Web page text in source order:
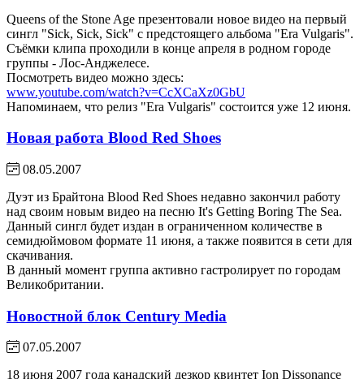
Queens of the Stone Age презентовали новое видео на первый
сингл "Sick, Sick, Sick" с предстоящего альбома "Era Vulgaris".
Съёмки клипа проходили в конце апреля в родном городе
группы - Лос-Анджелесе.
Посмотреть видео можно здесь:
www.youtube.com/watch?v=CcXCaXz0GbU
Напоминаем, что релиз "Era Vulgaris" состоится уже 12 июня.
Новая работа Blood Red Shoes
08.05.2007
Дуэт из Брайтона Blood Red Shoes недавно закончил работу
над своим новым видео на песню It's Getting Boring The Sea.
Данный сингл будет издан в ограниченном количестве в
семидюймовом формате 11 июня, а также появится в сети для
скачивания.
В данный момент группа активно гастролирует по городам
Великобритании.
Новостной блок Century Media
07.05.2007
18 июня 2007 года канадский дезкор квинтет Ion Dissonance